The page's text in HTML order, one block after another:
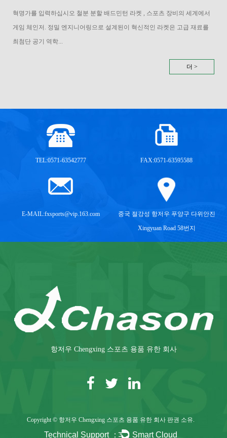
혁명가를 입력하십시오 철분 분할 배드민턴 라켓 , 스포츠 장비의 세계에서
게임 체인저. 정밀 엔지니어링으로 설계된이 혁신적인 라켓은 고급 재료를
최첨단 공기 역학...
더 >
TEL:0571-63542777 FAX:0571-63595588
E-MAIL:fxsports@vip.163.com
중국 절강성 항저우 푸양구 다위안진
Xingyuan Road 58번지
항저우 Chengxing 스포츠 용품 유한 회사
Copyright © 항저우 Chengxing 스포츠 용품 유한 회사 판권 소유.
Technical Support ： Smart Cloud